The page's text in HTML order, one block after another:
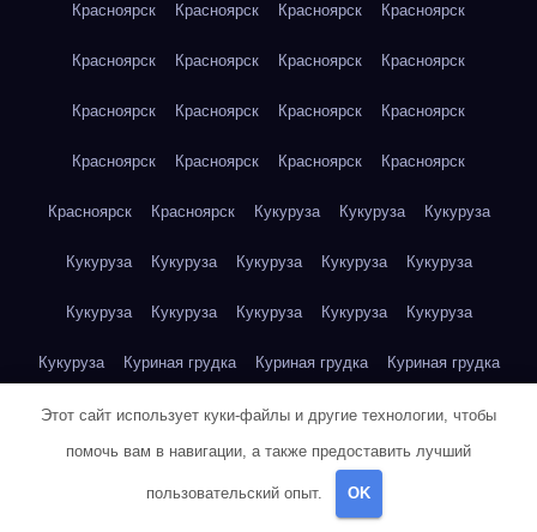
Красноярск Красноярск Красноярск Красноярск
Красноярск Красноярск Красноярск Красноярск
Красноярск Красноярск Красноярск Красноярск
Красноярск Красноярск Красноярск Красноярск
Красноярск Красноярск Кукуруза Кукуруза Кукуруза
Кукуруза Кукуруза Кукуруза Кукуруза Кукуруза
Кукуруза Кукуруза Кукуруза Кукуруза Кукуруза
Кукуруза Куриная грудка Куриная грудка Куриная грудка
Куриная грудка Куриная грудка Куриная грудка
Куриная грудка Куриная грудка
Куриная грудка
Этот сайт использует куки-файлы и другие технологии, чтобы
помочь вам в навигации, а также предоставить лучший
пользовательский опыт. OK